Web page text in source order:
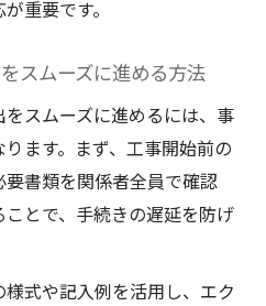
工事計画書チェックリス
重要です。
スムーズに進める方法
スムーズに進めるには、事
ます。まず、工事開始前の
書類を関係者全員で確認
とで、手続きの遅延を防げ
式や記入例を活用し、エク